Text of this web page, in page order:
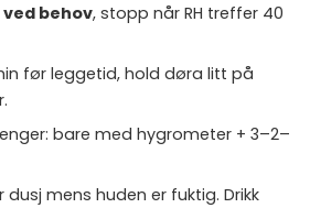
ved behov, stopp når RH treffer 40
før leggetid, hold døra litt på
bare med hygrometer + 3–2–
dusj mens huden er fuktig. Drikk